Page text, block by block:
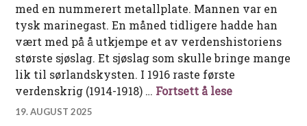
med en nummerert metallplate. Mannen var en
tysk marinegast. En måned tidligere hadde han
vært med på å utkjempe et av verdenshistoriens
største sjøslag. Et sjøslag som skulle bringe mange
lik til sørlandskysten. I 1916 raste første
verdenskrig (1914-1918) … Fortsett å leseDen ukjente
19. AUGUST 2025